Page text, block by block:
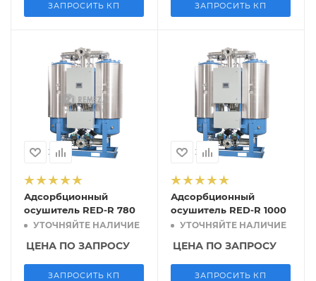
ЗАПРОСИТЬ КП ЗАПРОСИТЬ КП
Адсорбционный
осушитель RED-R 780
УТОЧНЯЙТЕ НАЛИЧИЕ
ЦЕНА ПО ЗАПРОСУ
ЗАПРОСИТЬ КП
Адсорбционный
осушитель RED-R 1000
УТОЧНЯЙТЕ НАЛИЧИЕ
ЦЕНА ПО ЗАПРОСУ
ЗАПРОСИТЬ КП